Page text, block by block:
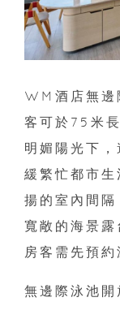
WM酒店無邊
客可於75米
明媚陽光下
緩繁忙都市
揚的室內間
寬敞的海景
房客需先預約
無邊際泳池開